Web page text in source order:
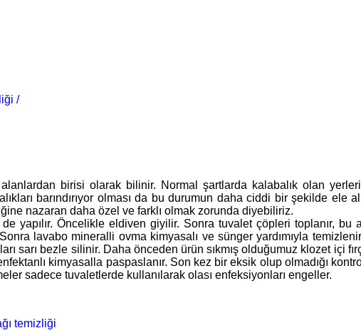
/
alanlardan birisi olarak bilinir. Normal şartlarda kalabalık olan
barındırıyor olması da bu durumun daha ciddi bir şekilde ele
nazaran daha özel ve farklı olmak zorunda diyebiliriz.
yapılır. Öncelikle eldiven giyilir. Sonra tuvalet çöpleri toplanır, bu
lavabo mineralli ovma kimyasalı ve sünger yardımıyla
sarı bezle silinir. Daha önceden ürün sıkmış olduğumuz klozet içi
kimyasalla paspaslanır. Son kez bir eksik olup olmadığı
sadece tuvaletlerde kullanılarak olası enfeksiyonları engeller.
temizliği